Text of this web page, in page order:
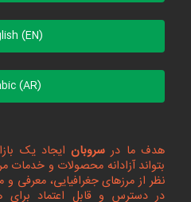
(EN)
(AR)
هدف ما در سروبانایجاد یک
بتواند آزادانه محصولات و خدمات
نظر از مرزهای جغرافیایی، معرفی
در دسترس و قابل اعتماد برای